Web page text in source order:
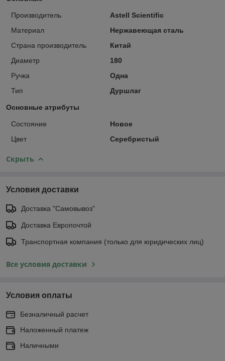
Производитель
Astell Scientific
Материал
Нержавеющая сталь
Страна производитель
Китай
Диаметр
180
Ручка
Одна
Тип
Дуршлаг
Основные атрибуты
Состояние
Новое
Цвет
Серебристый
Скрыть
Условия доставки
Доставка "Самовывоз"
Доставка Европочтой
Транспортная компания (только для юридических лиц)
Все условия доставки
Условия оплаты
Безналичный расчет
Наложенный платеж
Наличными